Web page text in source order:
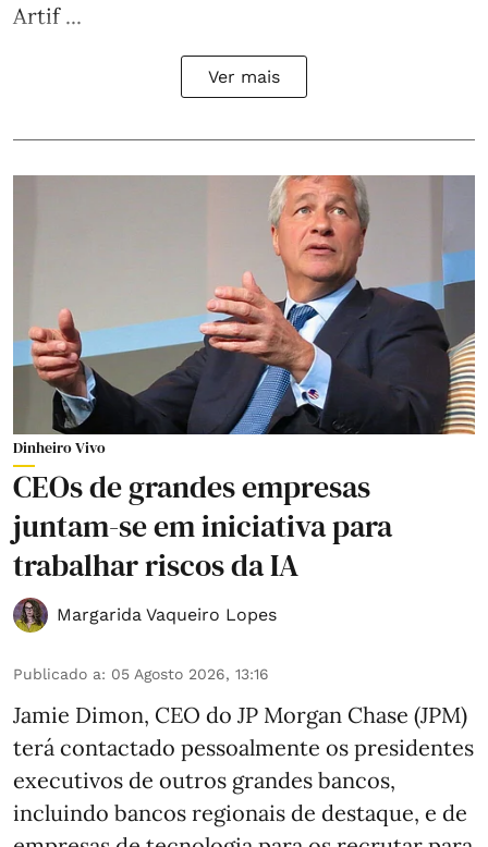
Artif ...
Ver mais
Dinheiro Vivo
CEOs de grandes empresas
juntam-se em iniciativa para
trabalhar riscos da IA
Margarida Vaqueiro Lopes
Publicado a: 05 Agosto 2026, 13:16
Jamie Dimon, CEO do JP Morgan Chase (JPM)
terá contactado pessoalmente os presidentes
executivos de outros grandes bancos,
incluindo bancos regionais de destaque, e de